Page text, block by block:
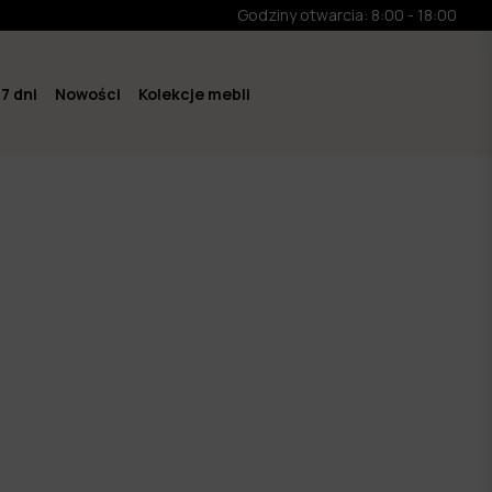
Godziny otwarcia: 8:00 - 18:00
dni Nowości Kolekcje mebli